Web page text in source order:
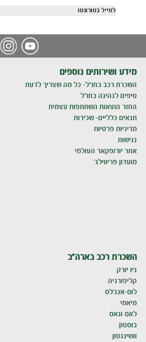
לטייל בטורונטו
מידע ושירותים נוספים
השכרת רכב בחו"ל- כל מה שצריך לדעת
טיפים לנהיגה בחו"ל
החזר הוצאות השתתפות עצמית
תנאים כלליים- שכירות
מדיניות פרטיות
נגישות
אתר יורופקאר העולמי
מועדון פריווילג'
השכרת רכב בארה"ב
ניו יורק
קליפורניה
לוס-אנג'לס
מיאמי
לאס וגאס
בוסטון
וושינגטון